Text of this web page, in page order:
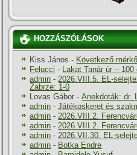
HOZZÁSZÓLÁSOK
Kiss János - Következő
Felucci - Lakat Tanár úr –
admin -2026.VIII.5. EL-
Zabrze: 1-0
Lovas Gábor -Anekdoták: dr.
admin -Játékoskeret és
admin -2026.VIII.2.
admin -2026.VIII.2.
admin -2026.VII.30. EL-
admin - Botka Endre